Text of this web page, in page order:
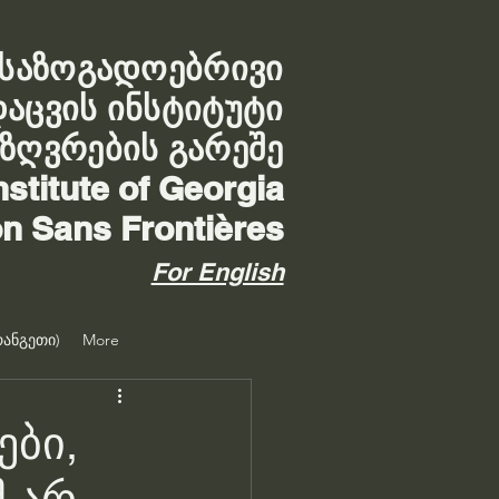
ინსტიტუტი
გარეშე
of Georgia
Sans Frontières
For English
More